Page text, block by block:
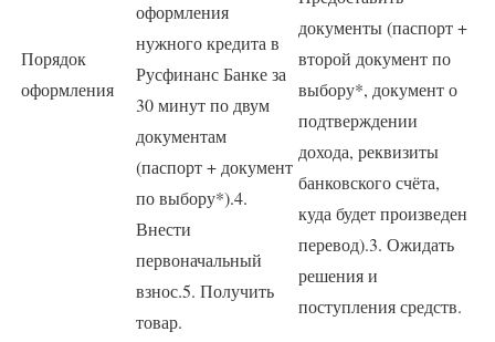
Порядок
оформления
оформления
нужного кредита в
Русфинанс Банке за
30 минут по двум
документам
(паспорт + документ
по выбору*).4.
Внести
первоначальный
взнос.5. Получить
товар.
документы (паспорт +
второй документ по
выбору*, документ о
подтверждении
дохода, реквизиты
банковского счёта,
куда будет произведен
перевод).3. Ожидать
решения и
поступления средств.